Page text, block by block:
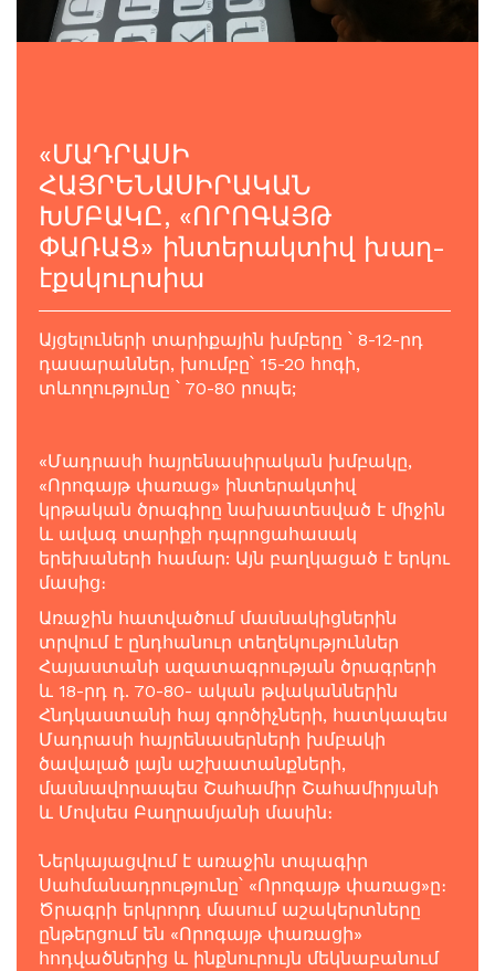
«ՄԱԴՐԱՍԻ
ՀԱՅՐԵՆԱՍԻՐԱԿԱՆ
ԽՄԲԱԿԸ, «ՈՐՈԳԱՅԹ
ՓԱՌԱՑ» ինտերակտիվ խաղ-
էքսկուրսիա
Այցելուների տարիքային խմբերը ՝ 8-12-րդ
դասարաններ, խումբը՝ 15-20 հոգի,
տևողությունը ՝ 70-80 րոպե;
«Մադրասի հայրենասիրական խմբակը,
«Որոգայթ փառաց» ինտերակտիվ
կրթական ծրագիրը նախատեսված է միջին
և ավագ տարիքի դպրոցահասակ
երեխաների համար: Այն բաղկացած է երկու
մասից։
Առաջին հատվածում մասնակիցներին
տրվում է ընդհանուր տեղեկություններ
Հայաստանի ազատագրության ծրագրերի
և 18-րդ դ. 70-80- ական թվականներին
Հնդկաստանի հայ գործիչների, հատկապես
Մադրասի հայրենասերների խմբակի
ծավալած լայն աշխատանքների,
մասնավորապես Շահամիր Շահամիրյանի
և Մովսես Բաղրամյանի մասին։
Ներկայացվում է առաջին տպագիր
Սահմանադրությունը՝ «Որոգայթ փառաց»ը։
Ծրագրի երկրորդ մասում աշակերտները
ընթերցում են «Որոգայթ փառացի»
հոդվածներից և ինքնուրույն մեկնաբանում